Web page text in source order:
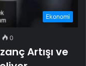
Ekonomi
0
Artışı ve